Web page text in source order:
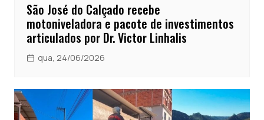
São José do Calçado recebe
motoniveladora e pacote de investimentos
articulados por Dr. Victor Linhalis
qua, 24/06/2026